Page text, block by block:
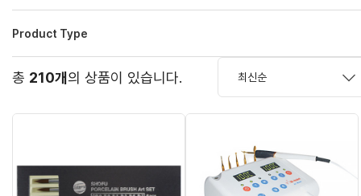
Product Type
총 210개의 상품이 있습니다.